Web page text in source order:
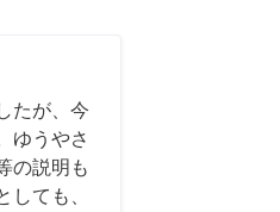
たが、今
ゆうやさ
の説明も
ても、